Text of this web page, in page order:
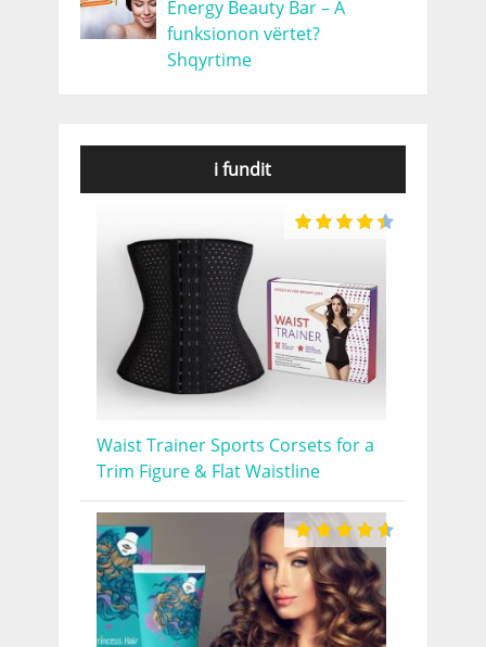
Energy Beauty Bar – A
funksionon vërtet?
Shqyrtime
i fundit
Waist Trainer Sports Corsets for a
Trim Figure & Flat Waistline